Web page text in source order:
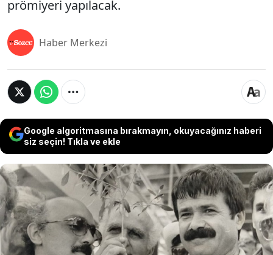
prömiyeri yapılacak.
Haber Merkezi
Google algoritmasına bırakmayın, okuyacağınız haberi
siz seçin! Tıkla ve ekle
Emek, demokrasi, barış mücadelesinin simge
isimlerinden olan ve toplumcu belediyecilik
uygulamalarıyla yerel yönetim devrimi yapan
Osman Özgüven ile yoldaşlarının serüvenini